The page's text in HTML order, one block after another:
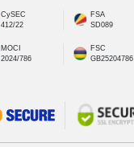
CySEC
412/22
FSA
SD089
MOCI
2024/786
FSC
GB25204786